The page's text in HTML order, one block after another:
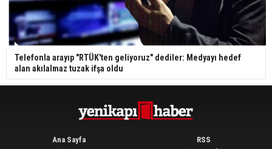
Telefonla arayıp "RTÜK'ten geliyoruz" dediler: Medyayı hedef
alan akılalmaz tuzak ifşa oldu
Ana Sayfa
RSS